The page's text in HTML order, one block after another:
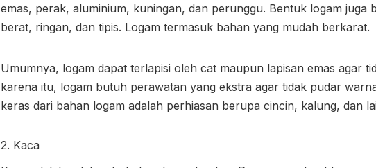
emas, perak, aluminium, kuningan, dan perunggu. Bentuk logam juga
berat, ringan, dan tipis. Logam termasuk bahan yang mudah berkarat.
Umumnya, logam dapat terlapisi oleh cat maupun lapisan emas agar
karena itu, logam butuh perawatan yang ekstra agar tidak pudar
keras dari bahan logam adalah perhiasan berupa cincin, kalung, dan
2. Kaca